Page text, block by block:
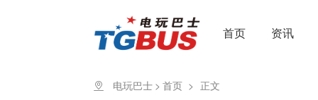
首页 资讯
电玩巴士 > 首页 > 正文